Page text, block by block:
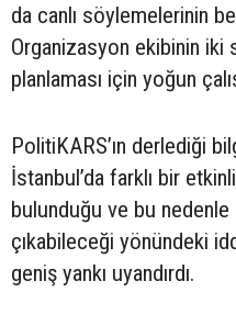
da canlı söylemelerinin
Organizasyon ekibinin iki
planlaması için yoğun
PolitiKARS’ın derlediği
İstanbul’da farklı bir
bulunduğu ve bu
çıkabileceği yönündeki
geniş yankı uyandırdı.